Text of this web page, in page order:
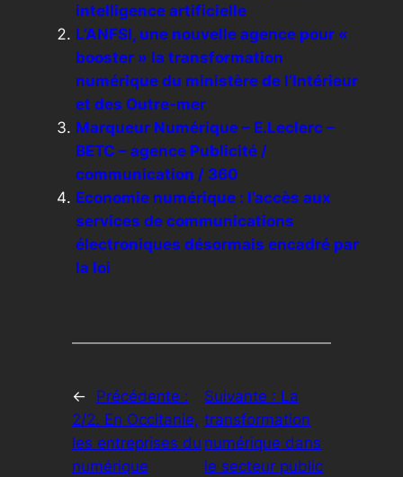
intelligence artificielle
L’ANFSI, une nouvelle agence pour «
booster » la transformation
numérique du ministère de l’Intérieur
et des Outre-mer
Marqueur Numérique – E.Leclerc –
BETC – agence Publicité /
communication / 360
Economie numérique : l’accès aux
services de communications
électroniques désormais encadré par
la loi
←
Précédente :
2/2. En Occitanie,
les entreprises du
numérique
Suivante : La
transformation
numérique dans
le secteur public